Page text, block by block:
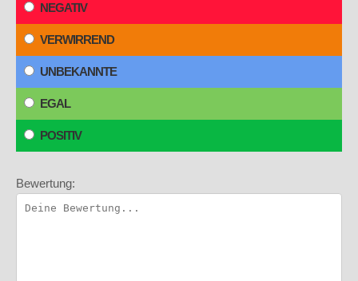
NEGATIV
VERWIRREND
UNBEKANNTE
EGAL
POSITIV
Bewertung: